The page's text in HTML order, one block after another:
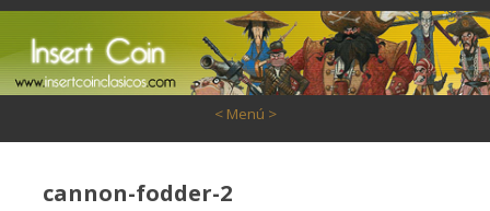
< Menú >
cannon-fodder-2